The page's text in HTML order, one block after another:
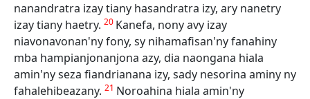
nanandratra izay tiany hasandratra izy, ary nanetry
izay tiany haetry. 20 Kanefa, nony avy izay
niavonavonan'ny fony, sy nihamafisan'ny fanahiny
mba hampianjonanjona azy, dia naongana hiala
amin'ny seza fiandrianana izy, sady nesorina aminy ny
fahalehibeazany. 21 Noroahina hiala amin'ny